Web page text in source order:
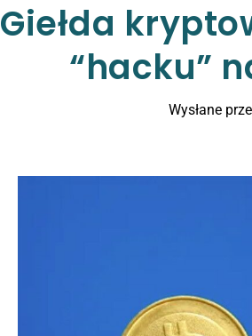
Giełda
“hacku”
Wysłane